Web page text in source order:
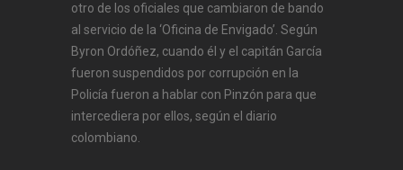
otro de los oficiales que cambiaron de bando
al servicio de la ‘Oficina de Envigado’. Según
Byron Ordóñez, cuando él y el capitán García
fueron suspendidos por corrupción en la
Policía fueron a hablar con Pinzón para que
intercediera por ellos, según el diario
colombiano.